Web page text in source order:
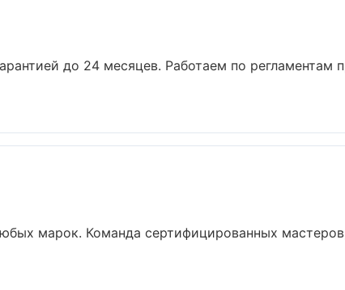
до 24 месяцев. Работаем по регламентам
марок. Команда сертифицированных